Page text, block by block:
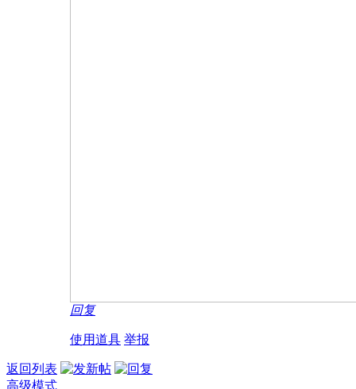
回复
使用道具 举报
返回列表
高级模式